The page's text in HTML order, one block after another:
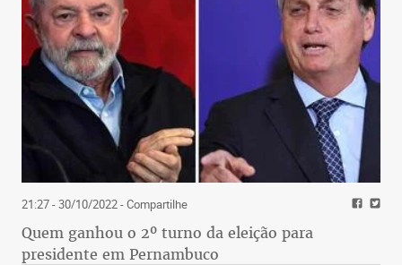
21:27 - 30/10/2022- Compartilhe
Quem ganhou o 2º turno da eleição para
presidente em Pernambuco